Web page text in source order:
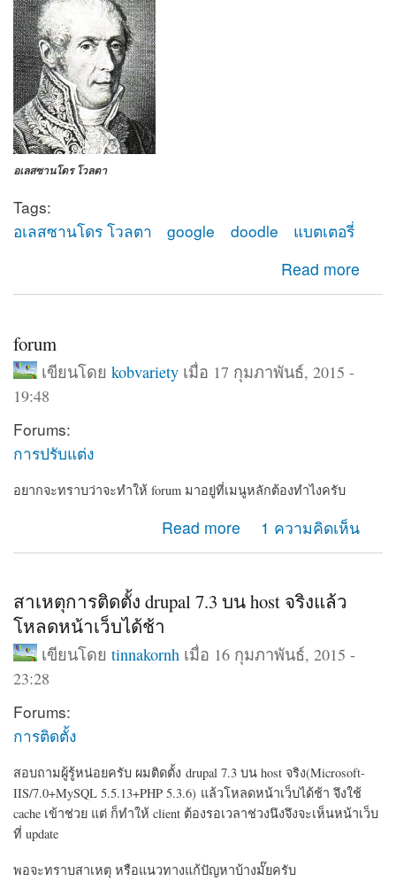
อเลสซานโดร โวลตา
Tags:
อเลสซานโดร โวลตา
google doodle
แบตเตอรี่
Read more
about อเลสซานโดร โวลตา ครบรอบวันเกิด 270 ปี
forum
เขียนโดย kobvarietyเมื่อ 17 กุมภาพันธ์, 2015 -
19:48
Forums:
การปรับแต่ง
อยากจะทราบว่าจะทำให้ forum มาอยู่ที่เมนูหลักต้องทำไงครับ
Read more 1 ความคิดเห็น
สาเหตุการติดตั้ง drupal 7.3 บน host จริงแล้ว
โหลดหน้าเว็บได้ช้า
เขียนโดย tinnakornhเมื่อ 16 กุมภาพันธ์, 2015 -
23:28
Forums:
การติดตั้ง
สอบถามผู้รู้หน่อยครับ ผมติดตั้ง drupal 7.3 บน host จริง(Microsoft-
IIS/7.0+MySQL 5.5.13+PHP 5.3.6) แล้วโหลดหน้าเว็บได้ช้า จึงใช้
cache เข้าช่วย แต่ ก็ทำให้ client ต้องรอเวลาช่วงนึงจึงจะเห็นหน้าเว็บ
ที่ update
พอจะทราบสาเหตุ หรือแนวทางแก้ปัญหาบ้างมั๊ยครับ